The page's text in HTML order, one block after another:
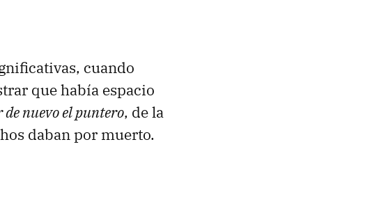
cuando
que había espacio
nuevo el puntero, de la
daban por muerto.